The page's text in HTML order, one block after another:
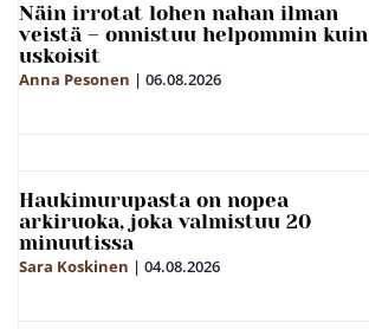
Näin irrotat lohen nahan ilman
veistä – onnistuu helpommin kuin
uskoisit
Anna Pesonen | 06.08.2026
Haukimurupasta on nopea
arkiruoka, joka valmistuu 20
minuutissa
Sara Koskinen | 04.08.2026